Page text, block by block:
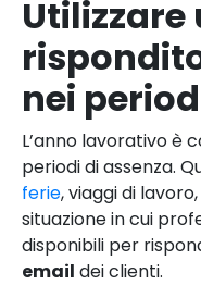
nei
L’anno lavorativo è
periodi di assenza.
ferie, viaggi di
situazione in cui
disponibili per
email dei clienti.